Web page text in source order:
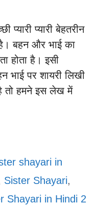
प्यारी प्यारी बेहतरीन
बहन और भाई का
होता है। इसी
भाई पर शायरी लिखी
हमने इस लेख में
shayari in
Sister Shayari,
Shayari in Hindi 2